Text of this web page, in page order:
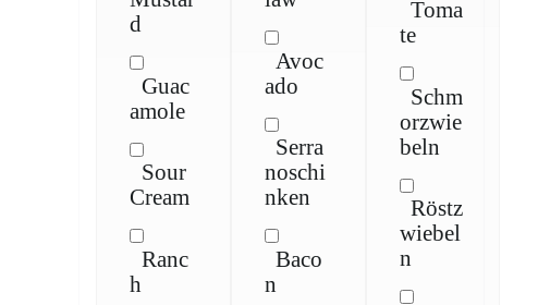
d
Guac
amole
Sour
Cream
Ranc
h
Avoc
ado
Serra
noschi
nken
Baco
n
Toma
te
Schm
orzwie
beln
Röstz
wiebel
n